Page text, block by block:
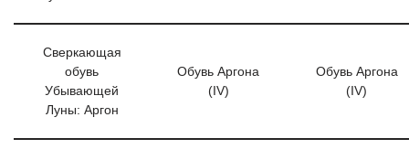
Сверкающая
обувь
Убывающей
Луны: Аргон
Обувь Аргона
(IV)
Обувь Аргона
(IV)